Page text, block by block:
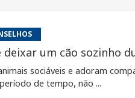
deixar um cão sozinho
sociáveis e adoram
de tempo, não ...